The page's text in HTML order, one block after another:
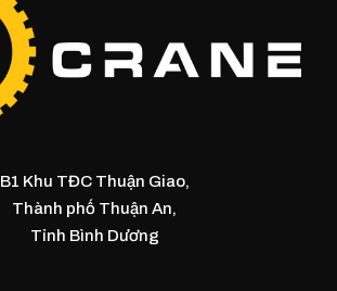
B1 Khu TĐC Thuận Giao,
Thành phố Thuận An,
Tỉnh Bình Dương